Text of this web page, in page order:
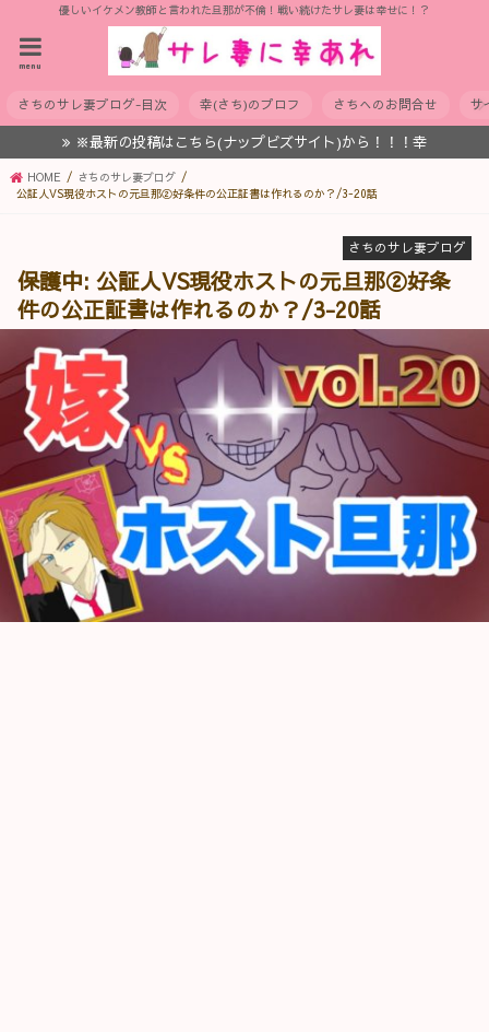
優しいイケメン教師と言われた旦那が不倫！戦い続けたサレ妻は幸せに！？
menu
さちのサレ妻ブログ-目次 幸(さち)のプロフ さちへのお問合せ サ
※最新の投稿はこちら(ナップビズサイト)から！！！幸
HOME
さちのサレ妻ブログ
公証人VS現役ホストの元旦那②好条件の公正証書は作れるのか？/3-20話
さちのサレ妻ブログ
保護中: 公証人VS現役ホストの元旦那②好条
件の公正証書は作れるのか？/3-20話